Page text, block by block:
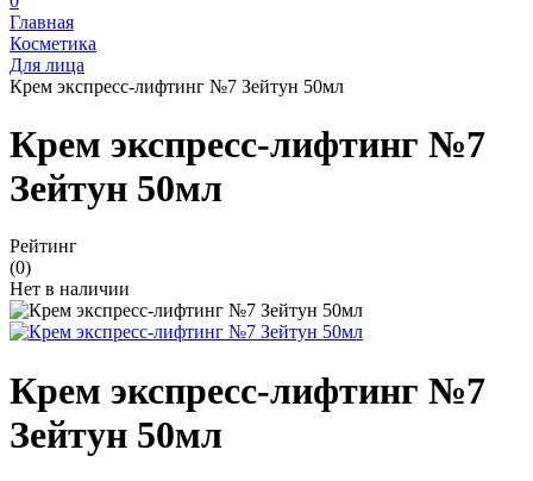
Главная
Косметика
Для лица
Крем экспресс-лифтинг №7 Зейтун 50мл
Крем экспресс-лифтинг №7
Зейтун 50мл
Рейтинг
(0)
Нет в наличии
Крем экспресс-лифтинг №7
Зейтун 50мл